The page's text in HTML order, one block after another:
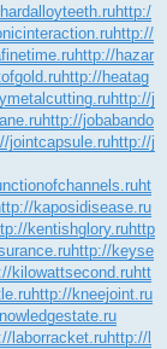
http:/
http://
http://hazar
http://heatag
http://j
http://jobabando
jointcapsule.ruhttp://j
ht
kaposidisease.ru
kentishglory.ruhttp
http://keyse
kilowattsecond.ruhtt
http://kneejoint.ru
laborracket.ruhttp://l